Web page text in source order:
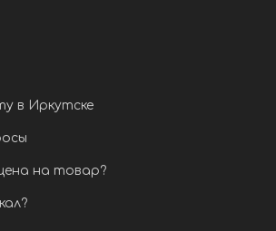
в Иркутске
на товар?